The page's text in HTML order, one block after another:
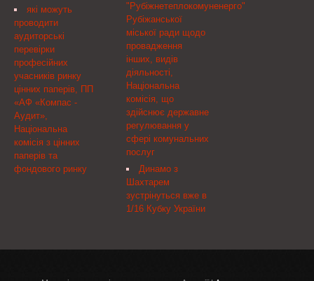
які можуть
проводити
аудиторські
перевірки
професійних
учасників ринку
цінних паперів, ПП
«АФ «Компас -
Аудит»,
Національна
комісія з цінних
паперів та
фондового ринку
"Рубіжнетеплокомуненерго"
Рубіжанської
міської ради щодо
провадження
інших, видів
діяльності,
Національна
комісія, що
здійснює державне
регулювання у
сфері комунальних
послуг
Динамо з
Шахтарем
зустрінуться вже в
1/16 Кубку України